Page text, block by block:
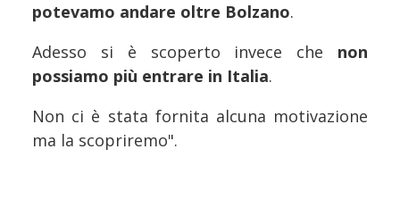
potevamo andare oltre Bolzano.
Adesso si è scoperto invece che non
possiamo più entrare in Italia.
Non ci è stata fornita alcuna motivazione
ma la scopriremo".